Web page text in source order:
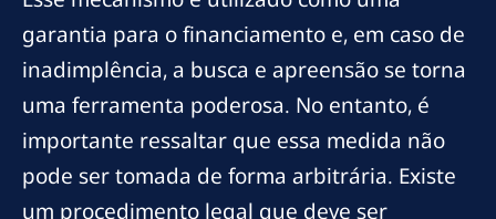
garantia para o financiamento e, em caso de
inadimplência, a busca e apreensão se torna
uma ferramenta poderosa. No entanto, é
importante ressaltar que essa medida não
pode ser tomada de forma arbitrária. Existe
um procedimento legal que deve ser